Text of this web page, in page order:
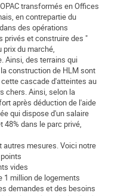
transformés en Offices
en contrepartie du
des opérations
privés et construire des "
prix du marché,
Ainsi, des terrains qui
construction de HLM sont
cascade d'atteintes au
chers. Ainsi, selon la
après déduction de l'aide
qui dispose d'un salaire
dans le parc privé,
mesures. Voici notre
vides
1 million de logements
demandes et des besoins